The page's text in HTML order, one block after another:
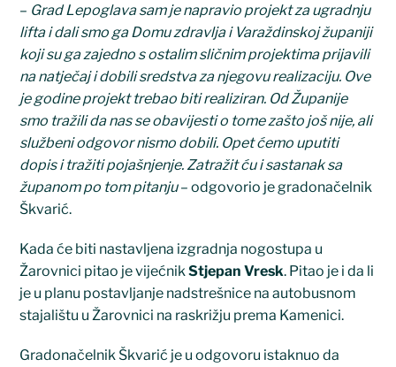
– Grad Lepoglava sam je napravio projekt za ugradnju
lifta i dali smo ga Domu zdravlja i Varaždinskoj županiji
koji su ga zajedno s ostalim sličnim projektima prijavili
na natječaj i dobili sredstva za njegovu realizaciju. Ove
je godine projekt trebao biti realiziran. Od Županije
smo tražili da nas se obavijesti o tome zašto još nije, ali
službeni odgovor nismo dobili. Opet ćemo uputiti
dopis i tražiti pojašnjenje. Zatražit ću i sastanak sa
županom po tom pitanju– odgovorio je gradonačelnik
Škvarić.
Kada će biti nastavljena izgradnja nogostupa u
Žarovnici pitao je vijećnikStjepan Vresk. Pitao je i da li
je u planu postavljanje nadstrešnice na autobusnom
stajalištu u Žarovnici na raskrižju prema Kamenici.
Gradonačelnik Škvarić je u odgovoru istaknuo da